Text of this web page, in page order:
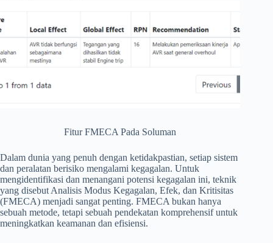
Fitur FMECA Pada Soluman
Dalam dunia yang penuh dengan ketidakpastian, setiap sistem
dan peralatan berisiko mengalami kegagalan. Untuk
mengidentifikasi dan menangani potensi kegagalan ini, teknik
yang disebut Analisis Modus Kegagalan, Efek, dan Kritisitas
(FMECA) menjadi sangat penting. FMECA bukan hanya
sebuah metode, tetapi sebuah pendekatan komprehensif untuk
meningkatkan keamanan dan efisiensi.